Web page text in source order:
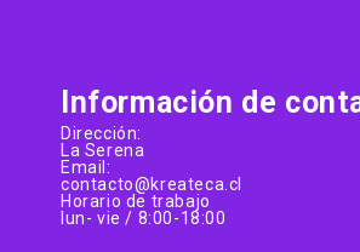
Información de
Dirección:
La Serena
Email:
contacto@kreateca.cl
Horario de trabajo
lun- vie / 8:00-18:00